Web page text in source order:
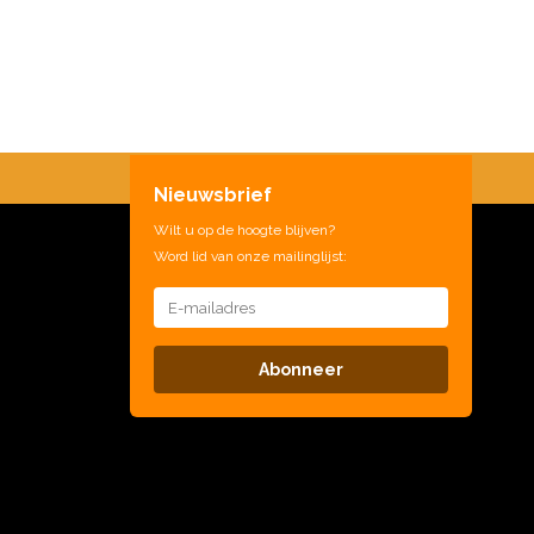
Nieuwsbrief
Wilt u op de hoogte blijven?
Word lid van onze mailinglijst:
Abonneer